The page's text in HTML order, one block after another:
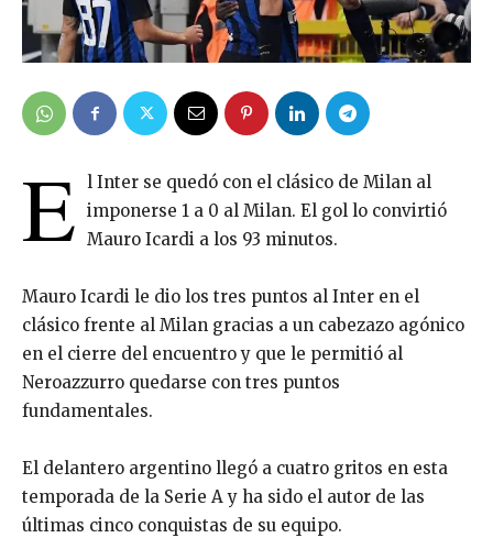
E l Inter se quedó con el clásico de Milan al
imponerse 1 a 0 al Milan. El gol lo convirtió
Mauro Icardi a los 93 minutos.
Mauro Icardi le dio los tres puntos al Inter en el
clásico frente al Milan gracias a un cabezazo agónico
en el cierre del encuentro y que le permitió al
Neroazzurro quedarse con tres puntos
fundamentales.
El delantero argentino llegó a cuatro gritos en esta
temporada de la Serie A y ha sido el autor de las
últimas cinco conquistas de su equipo.